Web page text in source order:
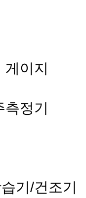
게이지
측정기
기/건조기